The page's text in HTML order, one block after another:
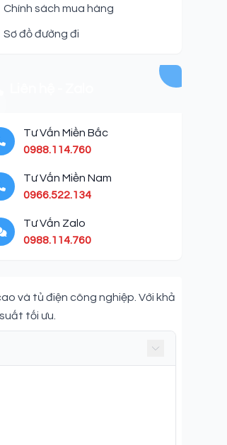
Chính sách mua hàng
Sơ đồ đường đi
Tư Vấn Miền Bắc
0988.114.760
Tư Vấn Miền Nam
0966.522.134
Tư Vấn Zalo
0988.114.760
và tủ điện công nghiệp. Với khả
tối ưu.